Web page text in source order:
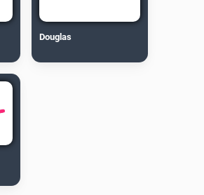
Douglas